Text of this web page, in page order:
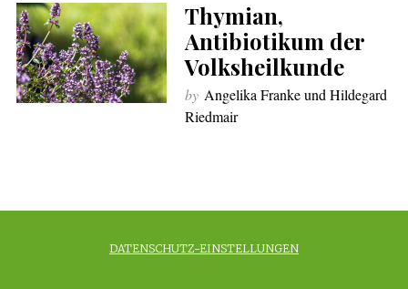
Thymian,
Antibiotikum der
Volksheilkunde
by Angelika Franke und Hildegard
Riedmair
DATENSCHUTZ-EINSTELLUNGEN